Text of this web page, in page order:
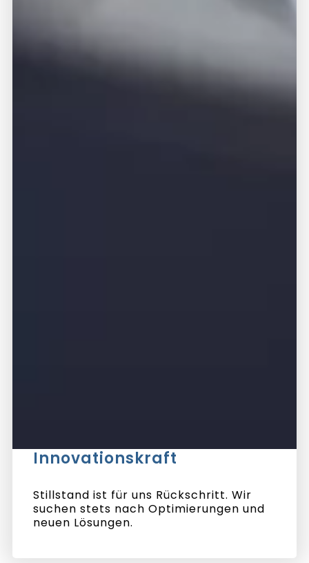
Innovationskraft
Stillstand ist für uns Rückschritt. Wir
suchen stets nach Optimierungen und
neuen Lösungen.